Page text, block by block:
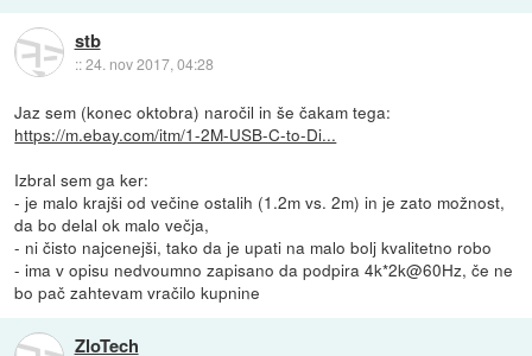
stb
::24. nov 2017, 04:28
Jaz sem (konec oktobra) naročil in še čakam tega:
https://m.ebay.com/itm/1-2M-USB-C-to-Di...
Izbral sem ga ker:
- je malo krajši od večine ostalih (1.2m vs. 2m) in je zato možnost,
da bo delal ok malo večja,
- ni čisto najcenejši, tako da je upati na malo bolj kvalitetno robo
- ima v opisu nedvoumno zapisano da podpira 4k*2k@60Hz, če ne
bo pač zahtevam vračilo kupnine
ZloTech